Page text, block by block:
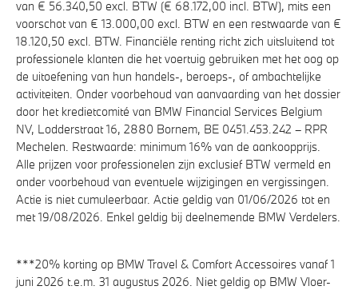
van € 56.340,50 excl. BTW (€ 68.172,00 incl. BTW), mits een
voorschot van € 13.000,00 excl. BTW en een restwaarde van €
18.120,50 excl. BTW. Financiële renting richt zich uitsluitend tot
professionele klanten die het voertuig gebruiken met het oog op
de uitoefening van hun handels-, beroeps-, of ambachtelijke
activiteiten. Onder voorbehoud van aanvaarding van het dossier
door het kredietcomité van BMW Financial Services Belgium
NV, Lodderstraat 16, 2880 Bornem, BE 0451.453.242 – RPR
Mechelen. Restwaarde: minimum 16% van de aankoopprijs.
Alle prijzen voor professionelen zijn exclusief BTW vermeld en
onder voorbehoud van eventuele wijzigingen en vergissingen.
Actie is niet cumuleerbaar. Actie geldig van 01/06/2026 tot en
met 19/08/2026. Enkel geldig bij deelnemende BMW Verdelers.
***20% korting op BMW Travel & Comfort Accessoires vanaf 1
juni 2026 t.e.m. 31 augustus 2026. Niet geldig op BMW Vloer-